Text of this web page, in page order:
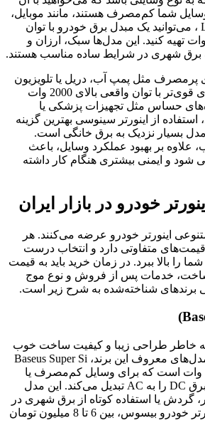
شما کم‌مصرف هستند، مانند موبایل،
لپ‌تاپ یا چراغ‌های LED ، می‌توانید یک مبدل برق خودرو با توان
پایین‌تر، مثلا 150 یا 300 وات تهیه کنید. این مدل‌ها سبک، ارزان و
برق شهری در شرایط ساده مناسب هستند.
مثل پمپ آب، دریل یا تلویزیون
دارید، لازم است مدل‌های قوی‌تر با توان واقعی بالای 2000 وات
حساس مثل تجهیزات پزشکی یا
از اینورتر سینوسی بهترین گزینه
بسیار نزدیک به برق خانگی است.
علاوه بر بهبود عملکرد وسایل، باعث
شود و ایمنی بیشتری هنگام کار داشته
خودرو در بازار ایران
اینورتر خودرو عرضه می‌کنند. هر
قیمت‌های متفاوتی دارد و انتخاب درست
را بالا ببرد. در زمان خرید باید به قیمت
ساخت، خدمات پس از فروش و نوع موج
برندهای شناخته‌شده به شرح زیر است.
به خاطر طراحی زیبا و کیفیت ساخت خوب
محبوب هستند. یکی از مدل‌های معروف این برند، Baseus Super Si
BS-CI50-02 با توان 500 وات است که برای وسایل کم‌مصرف یا
متوسط مناسب بوده و برق DC را به AC تبدیل می‌کند. این مدل
گردش یا استفاده کوتاه از برق شهری در
خودرو است. قیمت اینورتر خودرو بیسوس، بین 6 تا 8 میلیون تومان